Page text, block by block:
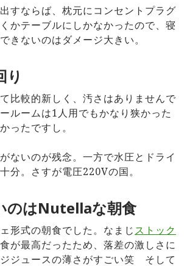
すならば、枕元にコンセントプラグ
かテーブルにしかなかったので、寝
きないのはダメージ大きい。
り
比較的新しく、汚さはありませんで
ルームは1人用でもかなり狭かった
ったですし。
ないのが残念。一方で水圧とドライ
分。さすが電圧220Vの国。
のはNutellaな朝食
形式の朝食でした。なまじストック
が最高だったため、落差の激しさに
ジュースの薄さがすごい笑 そして